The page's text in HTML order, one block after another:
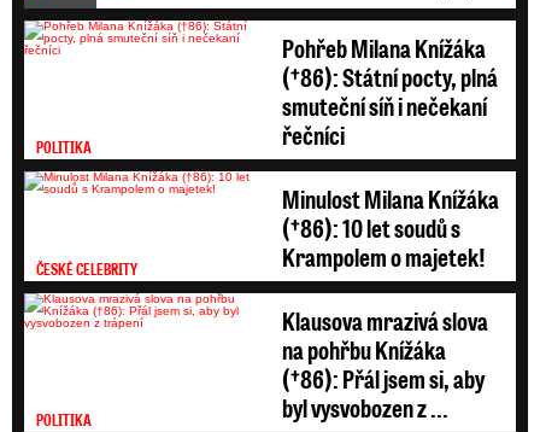
POLITIKA
Pohřeb Milana Knížáka
(†86): Státní pocty, plná
smuteční síň i nečekaní
řečníci
ČESKÉ CELEBRITY
Minulost Milana Knížáka
(†86): 10 let soudů s
Krampolem o majetek!
POLITIKA
Klausova mrazivá slova
na pohřbu Knížáka
(†86): Přál jsem si, aby
byl vysvobozen z ...